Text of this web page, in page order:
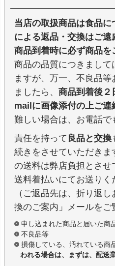
当店の取扱商品は食品
による返品・交換はご遠
商品到着時に必ず商品を
商品の品質につきまして
ますが、万一、不良品
ましたら、 商品到着後２
mailに画像添付の上ご連
難しい場合は、お電話で
責任を持って 良品と交換
続きをさせていただきま
の送料は弊店負担とさせ
送料着払いにてお送りく
（ご返品先は、折り返
換のご案内」メールをご
申し込まれた商品と届いた商
不良品等
損傷している、汚れている商
われる場合は、まずは、配送